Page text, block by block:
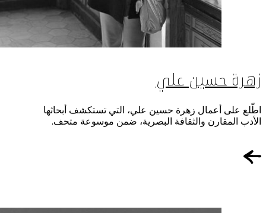
زهرة حسين علي
اطّلع على أعمال زهرة حسين علي، التي تستكشف أبحاثها
الأدب المقارن والثقافة البصرية، ضمن موسوعة متحف.